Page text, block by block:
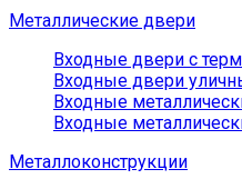
Металлические двери
Входные двери с
Входные двери
Входные
Входные
Металлоконструкции